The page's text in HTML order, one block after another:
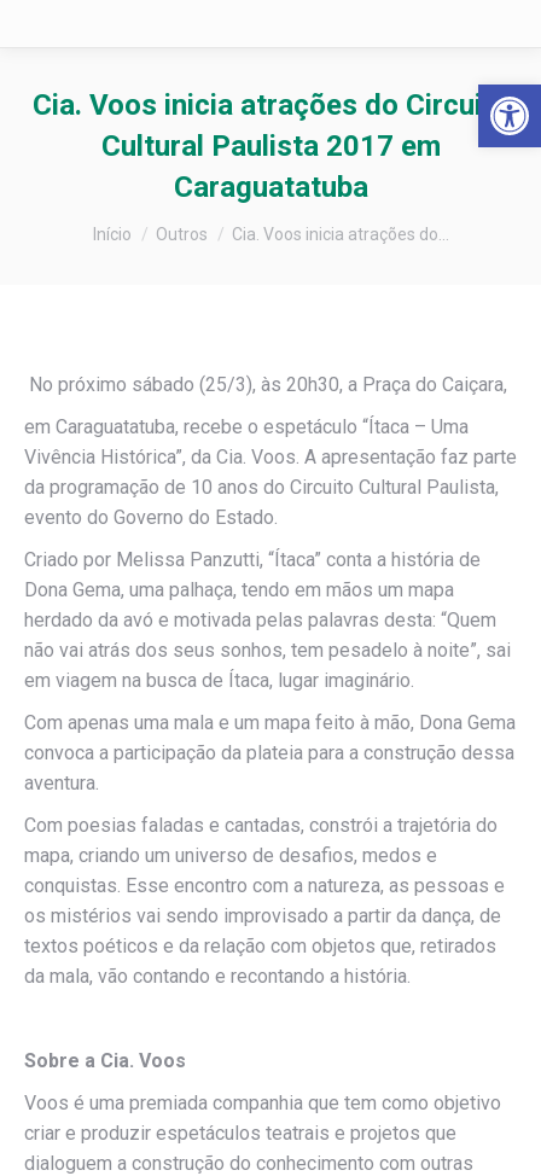
Cia. Voos inicia atrações do Circuito
Cultural Paulista 2017 em
Caraguatatuba
Você está aqui:
Início Outros Cia. Voos inicia atrações do…
No próximo sábado (25/3), às 20h30, a Praça do Caiçara,
em Caraguatatuba, recebe o espetáculo “Ítaca – Uma
Vivência Histórica”, da Cia. Voos. A apresentação faz parte
da programação de 10 anos do Circuito Cultural Paulista,
evento do Governo do Estado.
Criado por Melissa Panzutti, “Ítaca” conta a história de
Dona Gema, uma palhaça, tendo em mãos um mapa
herdado da avó e motivada pelas palavras desta: “Quem
não vai atrás dos seus sonhos, tem pesadelo à noite”, sai
em viagem na busca de Ítaca, lugar imaginário.
Com apenas uma mala e um mapa feito à mão, Dona Gema
convoca a participação da plateia para a construção dessa
aventura.
Com poesias faladas e cantadas, constrói a trajetória do
mapa, criando um universo de desafios, medos e
conquistas. Esse encontro com a natureza, as pessoas e
os mistérios vai sendo improvisado a partir da dança, de
textos poéticos e da relação com objetos que, retirados
da mala, vão contando e recontando a história.
Sobre a Cia. Voos
Voos é uma premiada companhia que tem como objetivo
criar e produzir espetáculos teatrais e projetos que
dialoguem a construção do conhecimento com outras
Barra de